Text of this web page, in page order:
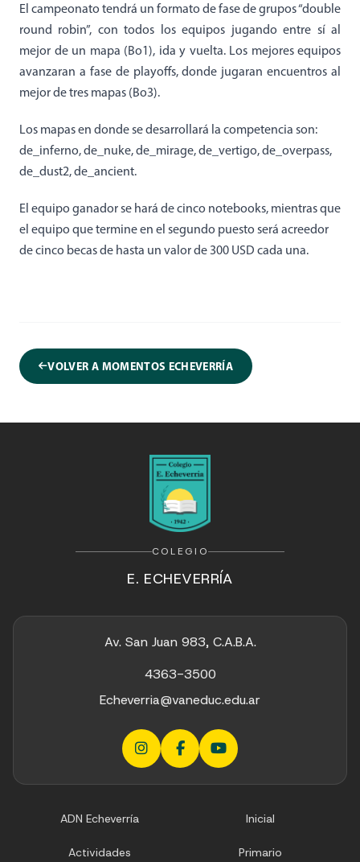
El campeonato tendrá un formato de fase de grupos “double
round robin”, con todos los equipos jugando entre sí al
mejor de un mapa (Bo1), ida y vuelta. Los mejores equipos
avanzaran a fase de playoffs, donde jugaran encuentros al
mejor de tres mapas (Bo3).
Los mapas en donde se desarrollará la competencia son:
de_inferno, de_nuke, de_mirage, de_vertigo, de_overpass,
de_dust2, de_ancient.
El equipo ganador se hará de cinco notebooks, mientras que
el equipo que termine en el segundo puesto será acreedor
de cinco becas de hasta un valor de 300 USD cada una.
VOLVER A MOMENTOS ECHEVERRÍA
COLEGIO
E. ECHEVERRÍA
Av. San Juan 983, C.A.B.A.
4363-3500
Echeverria@vaneduc.edu.ar
ADN Echeverría Inicial
Actividades Primario